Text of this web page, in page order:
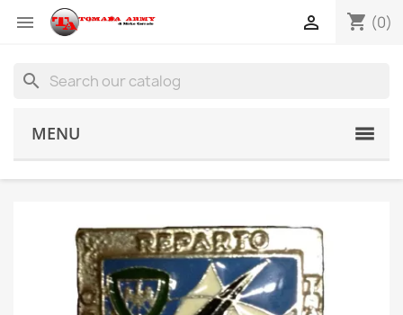
 shopping_cart (0)

search
MENU